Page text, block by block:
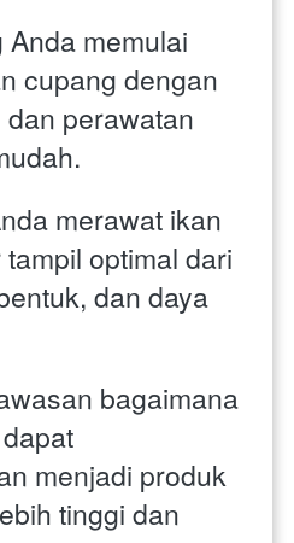
Anda memulai
cupang dengan
perawatan
merawat ikan
optimal dari
dan daya
bagaimana
menjadi produk
tinggi dan